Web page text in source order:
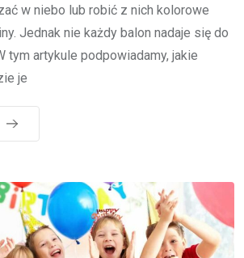
w niebo lub robić z nich kolorowe
Jednak nie każdy balon nadaje się do
tym artykule podpowiadamy, jakie
je